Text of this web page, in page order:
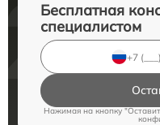
Бесплатная
специалистом
Нажимая на кнопку